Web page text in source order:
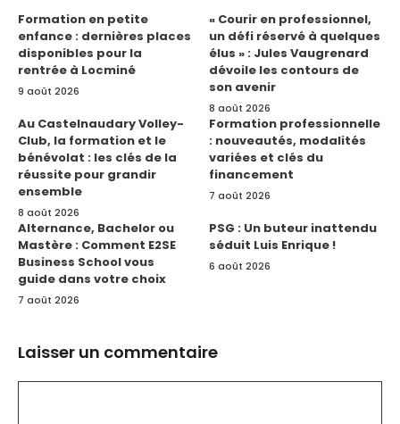
Formation en petite
enfance : dernières places
disponibles pour la
rentrée à Locminé
9 août 2026
« Courir en professionnel,
un défi réservé à quelques
élus » : Jules Vaugrenard
dévoile les contours de
son avenir
8 août 2026
Au Castelnaudary Volley-
Club, la formation et le
bénévolat : les clés de la
réussite pour grandir
ensemble
8 août 2026
Formation professionnelle
: nouveautés, modalités
variées et clés du
financement
7 août 2026
Alternance, Bachelor ou
Mastère : Comment E2SE
Business School vous
guide dans votre choix
7 août 2026
PSG : Un buteur inattendu
séduit Luis Enrique !
6 août 2026
Laisser un commentaire